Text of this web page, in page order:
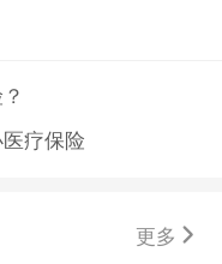
疗保险
更多